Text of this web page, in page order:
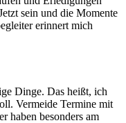
sein und die Momente
erinnert mich
Dinge. Das heißt, ich
Vermeide Termine mit
haben besonders am